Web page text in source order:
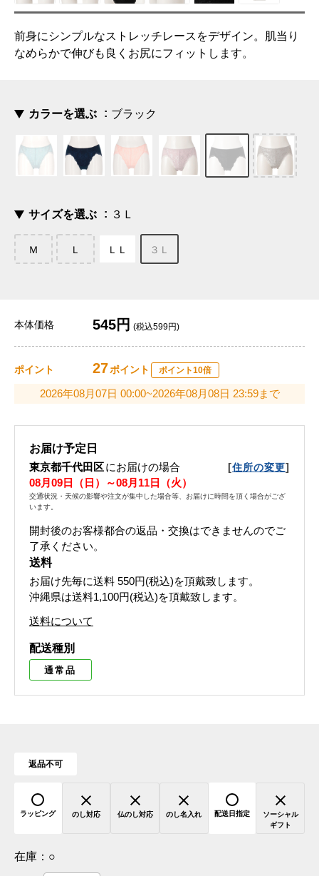
前身にシンプルなストレッチレースをデザイン。肌当り
なめらかで伸びも良くお尻にフィットします。
カラーを選ぶ ブラック
サイズを選ぶ ３Ｌ
Ｍ Ｌ ＬＬ ３Ｌ
本体価格 545円 (税込599円)
ポイント 27ポイント ポイント10倍
2026年08月07日 00:00~2026年08月08日 23:59まで
お届け予定日
東京都千代田区にお届けの場合 [住所の変更]
08月09日（日）～08月11日（火）
交通状況・天候の影響や注文が集中した場合等、お届けに時間を頂く場合がござ
います。
開封後のお客様都合の返品・交換はできませんのでご
了承ください。
送料
お届け先毎に送料 550円(税込)を頂戴致します。
沖縄県は送料1,100円(税込)を頂戴致します。
送料について
配送種別
通常品
返品不可
ラッピング のし対応 仏のし対応 のし名入れ 配送日指定
ソーシャル
ギフト
在庫： ○